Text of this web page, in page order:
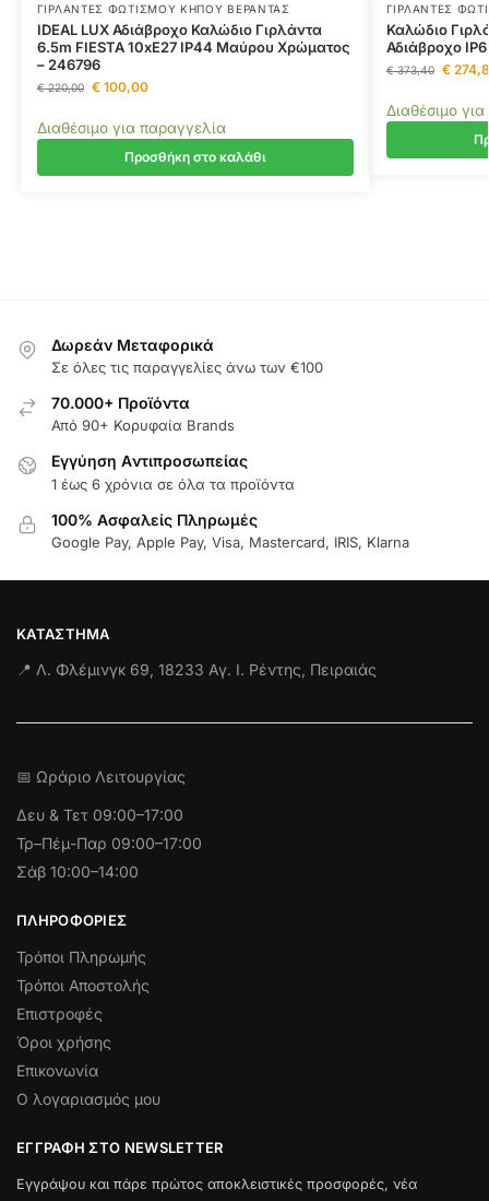
ΓΙΡΛΆΝΤΕΣ ΦΩΤΙΣΜΟΎ ΚΉΠΟΥ ΒΕΡΆΝΤΑΣ
IDEAL LUX Αδιάβροχο Καλώδιο Γιρλάντα
6.5m FIESTA 10xE27 IP44 Μαύρου Χρώματος
– 246796
€220,00 €100,00
Διαθέσιμο για παραγγελία
Προσθήκη στο καλάθι
ΓΙΡΛΆΝΤΕΣ
Καλώδιο
Αδιάβροχο
€373,40 €
Διαθέσιμο
Δωρεάν Μεταφορικά
Σε όλες τις παραγγελίες άνω των €100
70.000+ Προϊόντα
Από 90+ Κορυφαία Brands
Εγγύηση Aντιπροσωπείας
1 έως 6 χρόνια σε όλα τα προϊόντα
100% Ασφαλείς Πληρωμές
Google Pay, Apple Pay, Visa, Mastercard, IRIS, Klarna
ΚΑΤΆΣΤΗΜΑ
📍 Λ. Φλέμινγκ 69, 18233 Αγ. Ι. Ρέντης, Πειραιάς
📅 Ωράριο Λειτουργίας
Δευ & Τετ 09:00–17:00
Τρ–Πέμ-Παρ 09:00–17:00
Σάβ 10:00–14:00
ΠΛΗΡΟΦΟΡΊΕΣ
Τρόποι Πληρωμής
Τρόποι Αποστολής
Επιστροφές
Όροι χρήσης
Επικονωνία
Ο λογαριασμός μου
ΕΓΓΡΑΦΉ ΣΤΟ NEWSLETTER
Εγγράψου και πάρε πρώτος αποκλειστικές προσφορές, νέα